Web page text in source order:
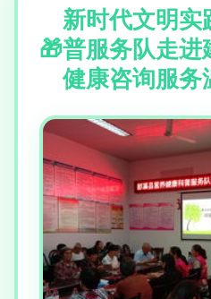
新时代文明实
普服务队走进
健康咨询服务